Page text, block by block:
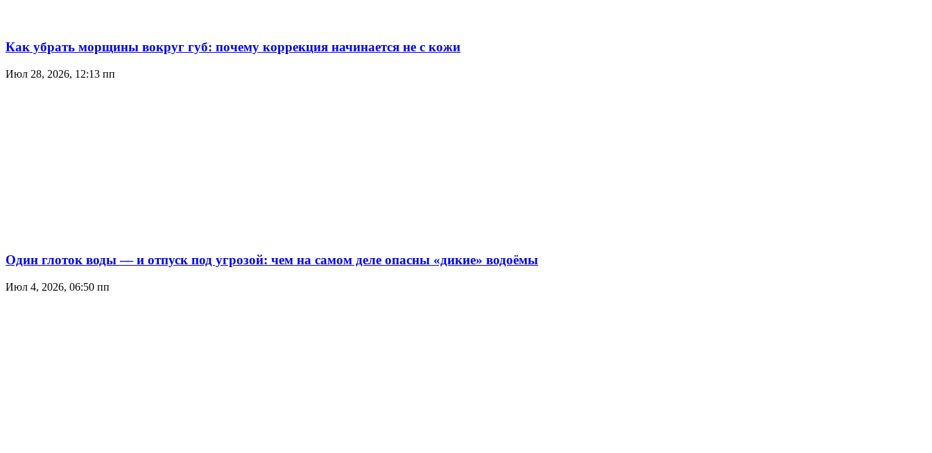
Как убрать морщины вокруг губ: почему коррекция начинается не с кожи
Июл 28, 2026, 12:13 пп
Один глоток воды — и отпуск под угрозой: чем на самом деле опасны «дикие» водоёмы
Июл 4, 2026, 06:50 пп